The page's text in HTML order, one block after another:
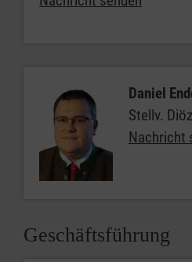
Daniel
Stellv.
Nachricht
Geschäftsführung